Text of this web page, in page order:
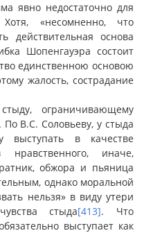
явно недостаточно для
Хотя, «несомненно, что
действительная основа
Шопенгауэра состоит
единственною основою
жалость, сострадание
ограничивающему
В.С. Соловьеву, у стыда
выступать в качестве
нравственного, иначе,
обжора и пьяница
однако моральной
нельзя» в виду утери
стыда[413]. Что
выступает как